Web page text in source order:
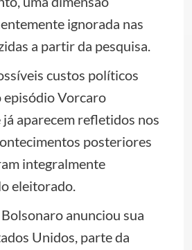
ignorada nas
a partir da pesquisa.
custos políticos
Vorcaro
aparecem refletidos nos
posteriores
integralmente
eleitorado.
anunciou sua
Unidos, parte da